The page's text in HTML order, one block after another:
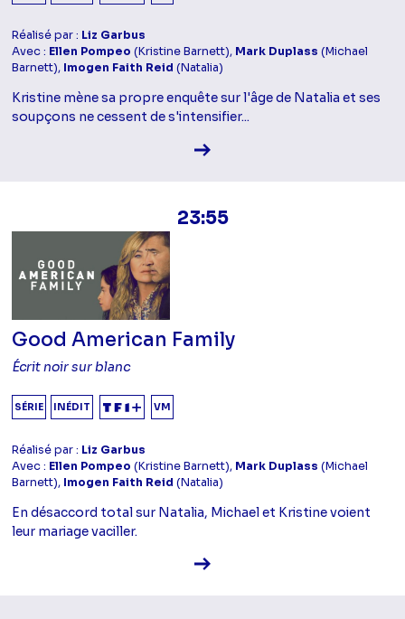
Réalisé par : Liz Garbus
Avec : Ellen Pompeo (Kristine Barnett), Mark Duplass (Michael
Barnett), Imogen Faith Reid (Natalia)
Kristine mène sa propre enquête sur l'âge de Natalia et ses
soupçons ne cessent de s'intensifier...
Voir la fiche diffusion
23:55
Good American Family
Écrit noir sur blanc
SÉRIE INÉDIT VM
Réalisé par : Liz Garbus
Avec : Ellen Pompeo (Kristine Barnett), Mark Duplass (Michael
Barnett), Imogen Faith Reid (Natalia)
En désaccord total sur Natalia, Michael et Kristine voient
leur mariage vaciller.
Voir la fiche diffusion